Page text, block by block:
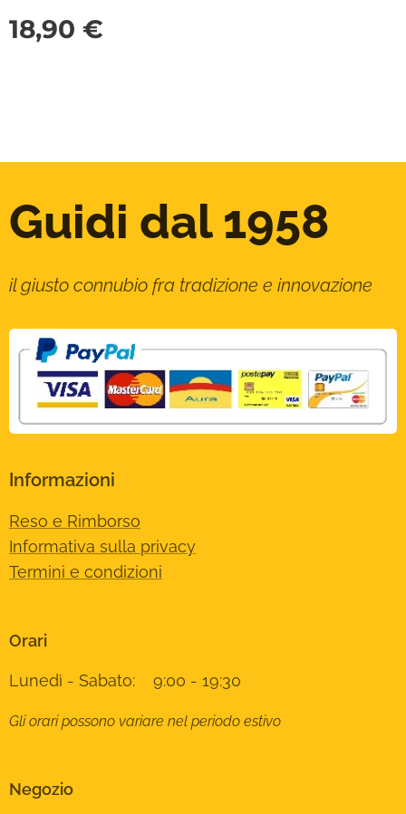
18,90 €
Guidi dal 1958
il giusto connubio fra tradizione e innovazione
Informazioni
Reso e Rimborso
Informativa sulla privacy
Termini e condizioni
Orari
Lunedì - Sabato: 9:00 - 19:30
Gli orari possono variare nel periodo estivo
Negozio